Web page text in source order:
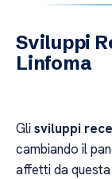
Sviluppi
Linfoma
Glisviluppi
cambiando il
affetti da